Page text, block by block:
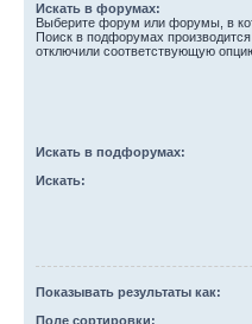
Искать в форумах:
Выберите форум или форумы, в
Поиск в подфорумах
отключили соответствующую
Искать в подфорумах:
Искать:
Показывать результаты как:
Поле сортировки: